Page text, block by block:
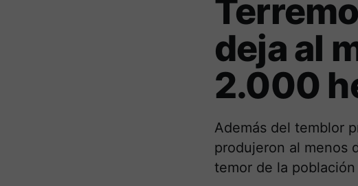
deja al
2.000
Además del temblor
produjeron al menos
temor de la